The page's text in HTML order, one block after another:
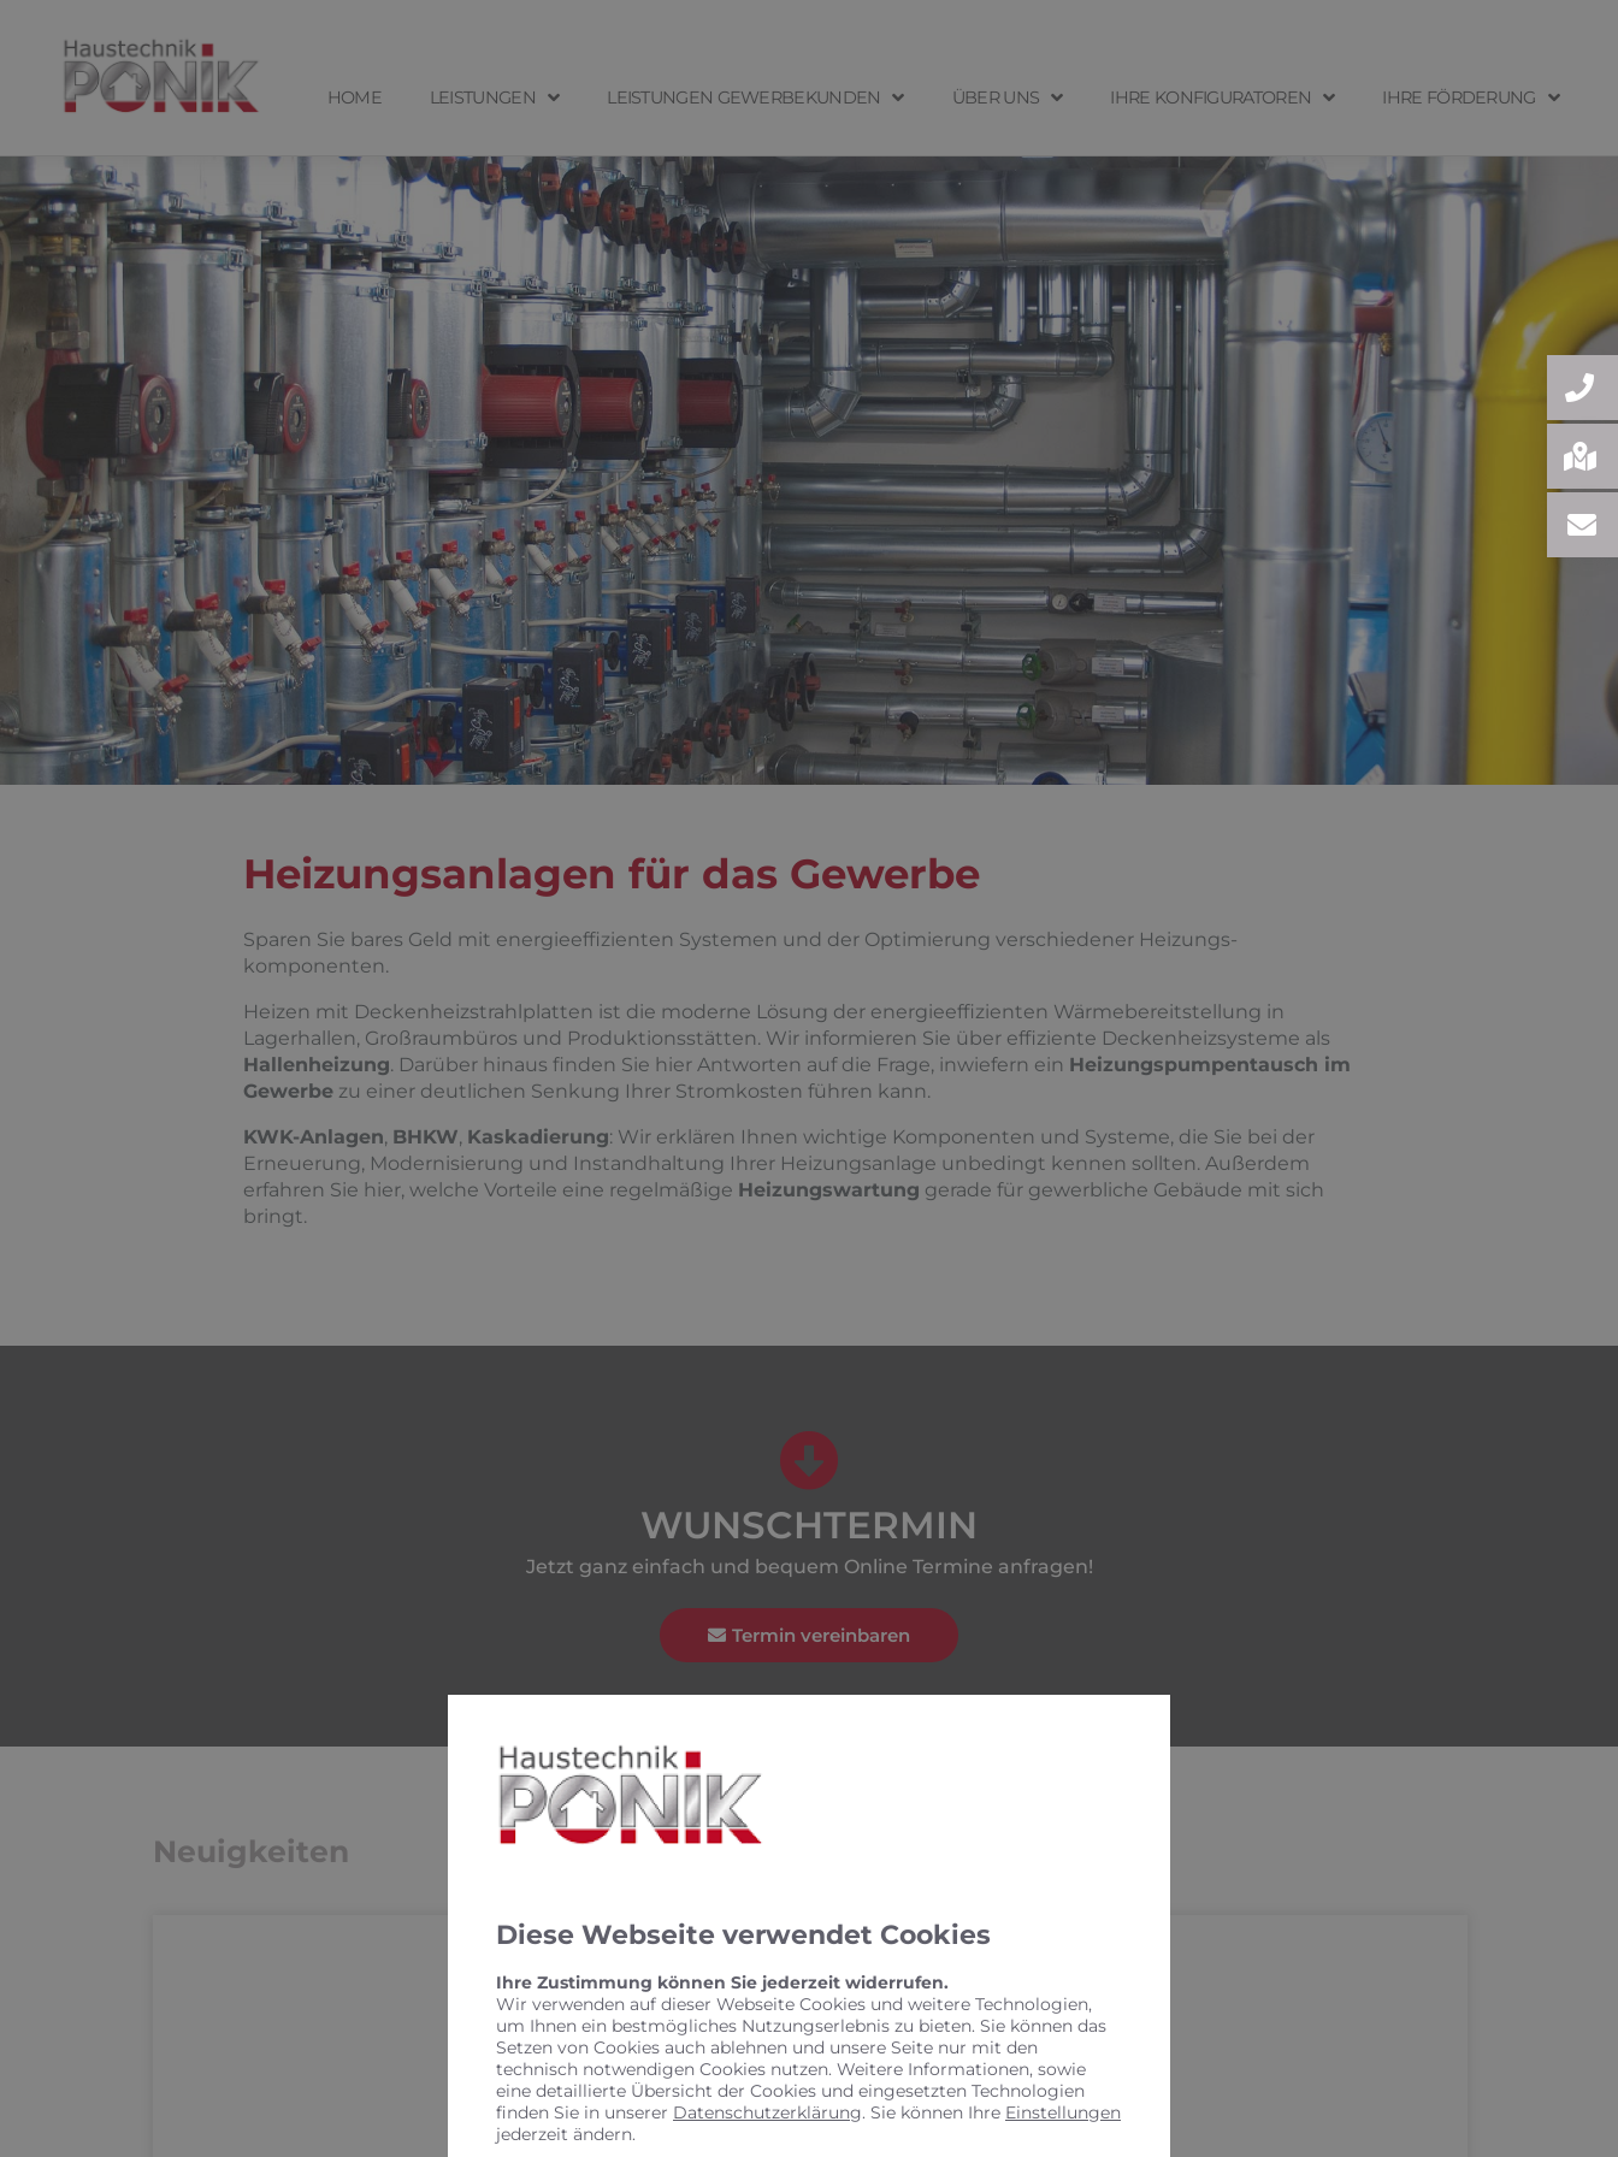
HOME LEISTUNGEN LEISTUNGEN GEWERBEKUNDEN ÜBER UNS IHRE KONFIGURATOREN IHRE FÖRDERUNG
Heizungsanlagen für das Gewerbe
Sparen Sie bares Geld mit energieeffizienten Systemen und der Optimierung verschiedener Heizungs­
komponenten.
Heizen mit Deckenheizstrahlplatten ist die moderne Lösung der energieeffizienten Wärmebereitstellung in
Lagerhallen, Großraumbüros und Produktionsstätten. Wir informieren Sie über effiziente Deckenheizsysteme als
Hallenheizung. Darüber hinaus finden Sie hier Antworten auf die Frage, inwiefern ein Heizungspumpentausch im
Gewerbe zu einer deutlichen Senkung Ihrer Stromkosten führen kann.
KWK-Anlagen, BHKW, Kaskadierung: Wir erklären Ihnen wichtige Komponenten und Systeme, die Sie bei der
Erneuerung, Modernisierung und Instandhaltung Ihrer Heizungsanlage unbedingt kennen sollten. Außerdem
erfahren Sie hier, welche Vorteile eine regelmäßige Heizungswartung gerade für gewerbliche Gebäude mit sich
bringt.
WUNSCHTERMIN
Jetzt ganz einfach und bequem Online Termine anfragen!
Termin vereinbaren
Neuigkeiten
Diese Webseite verwendet Cookies
Ihre Zustimmung können Sie jederzeit widerrufen.
Wir verwenden auf dieser Webseite Cookies und weitere Technologien,
um Ihnen ein bestmögliches Nutzungserlebnis zu bieten. Sie können das
Setzen von Cookies auch ablehnen und unsere Seite nur mit den
technisch notwendigen Cookies nutzen. Weitere Informationen, sowie
eine detaillierte Übersicht der Cookies und eingesetzten Technologien
finden Sie in unserer Datenschutzerklärung. Sie können Ihre Einstellungen
jederzeit ändern.